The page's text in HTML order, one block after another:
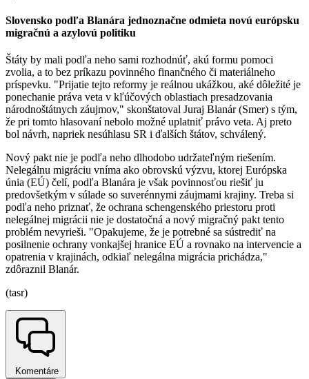
Slovensko podľa Blanára jednoznačne odmieta novú európsku
migračnú a azylovú politiku
Štáty by mali podľa neho sami rozhodnúť, akú formu pomoci
zvolia, a to bez príkazu povinného finančného či materiálneho
príspevku. "Prijatie tejto reformy je reálnou ukážkou, aké dôležité je
ponechanie práva veta v kľúčových oblastiach presadzovania
národnoštátnych záujmov," skonštatoval Juraj Blanár (Smer) s tým,
že pri tomto hlasovaní nebolo možné uplatniť právo veta. Aj preto
bol návrh, napriek nesúhlasu SR i ďalších štátov, schválený.
Nový pakt nie je podľa neho dlhodobo udržateľným riešením.
Nelegálnu migráciu vníma ako obrovskú výzvu, ktorej Európska
únia (EÚ) čelí, podľa Blanára je však povinnosťou riešiť ju
predovšetkým v súlade so suverénnymi záujmami krajiny. Treba si
podľa neho priznať, že ochrana schengenského priestoru proti
nelegálnej migrácii nie je dostatočná a nový migračný pakt tento
problém nevyrieši. "Opakujeme, že je potrebné sa sústrediť na
posilnenie ochrany vonkajšej hranice EÚ a rovnako na intervencie a
opatrenia v krajinách, odkiaľ nelegálna migrácia prichádza,"
zdôraznil Blanár.
(tasr)
Komentáre